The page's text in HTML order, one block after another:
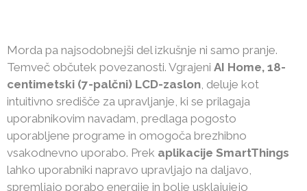
Morda pa najsodobnejši del izkušnje ni samo pranje.
Temveč občutek povezanosti. Vgrajeni AI Home, 18-
centimetski (7-palčni) LCD-zaslon, deluje kot
intuitivno središče za upravljanje, ki se prilagaja
uporabnikovim navadam, predlaga pogosto
uporabljene programe in omogoča brezhibno
vsakodnevno uporabo. Prek aplikacije SmartThings
lahko uporabniki napravo upravljajo na daljavo,
spremljajo porabo energije in bolje usklajujejo